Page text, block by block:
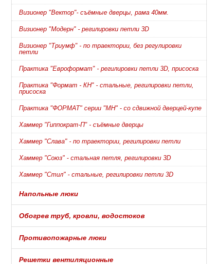
Визионер "Вектор"- съёмные дверцы, рама 40мм.
Визионер "Модерн" - регилировки петли 3D
Визионер "Триумф" - по траектории, без регулировки
петли
Практика "Евроформат" - регилировки петли 3D, присоска
Практика "Формат - КН" - стальные, регилировки петли,
присоска
Практика "ФОРМАТ" серии "МН" - со сдвижной дверцей-купе
Хаммер "Гиппократ-П" - съёмные дверцы
Хаммер "Слава" - по траектории, регилировки петли
Хаммер "Союз" - стальная петля, регилировки 3D
Хаммер "Стил" - стальные, регилировки петли 3D
Напольные люки
Обогрев труб, кровли, водостоков
Противопожарные люки
Решетки вентиляционные